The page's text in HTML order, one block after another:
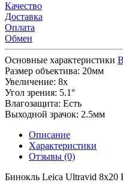
Качество
Доставка
Оплата
Обмен
Основные характеристики
Размер объектива: 20мм
Увеличение: 8x
Угол зрения: 5.1°
Влагозащита: Есть
Выходной зрачок: 2.5мм
Описание
Характеристики
Отзывы (0)
Бинокль Leica Ultravid 8x20